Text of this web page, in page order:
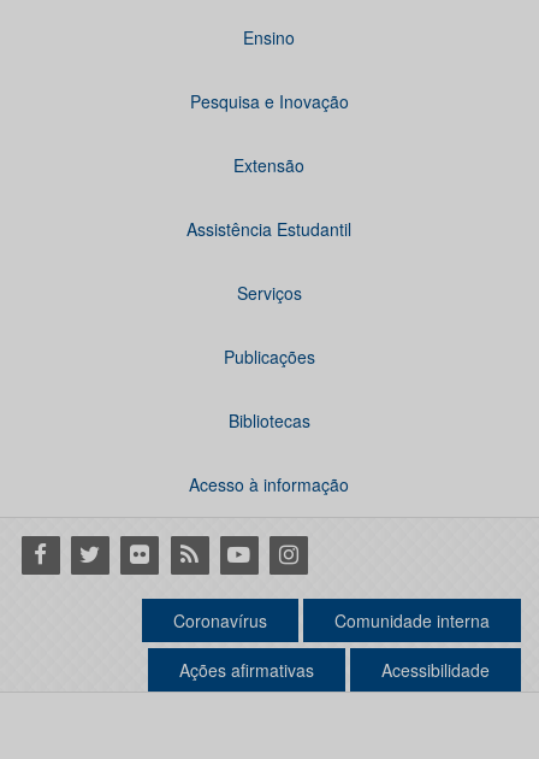
Ensino
Pesquisa e Inovação
Extensão
Assistência Estudantil
Serviços
Publicações
Bibliotecas
Acesso à informação
Facebook
Twitter Flickr RSS YoutubeInstagram
Coronavírus Comunidade interna
Ações afirmativas Acessibilidade